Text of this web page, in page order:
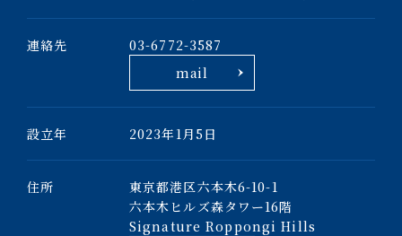
連絡先
03-6772-3587
mail
設立年 2023年1月5日
住所
東京都港区六本木6-10-1
六本木ヒルズ森タワー16階
Signature Roppongi Hills